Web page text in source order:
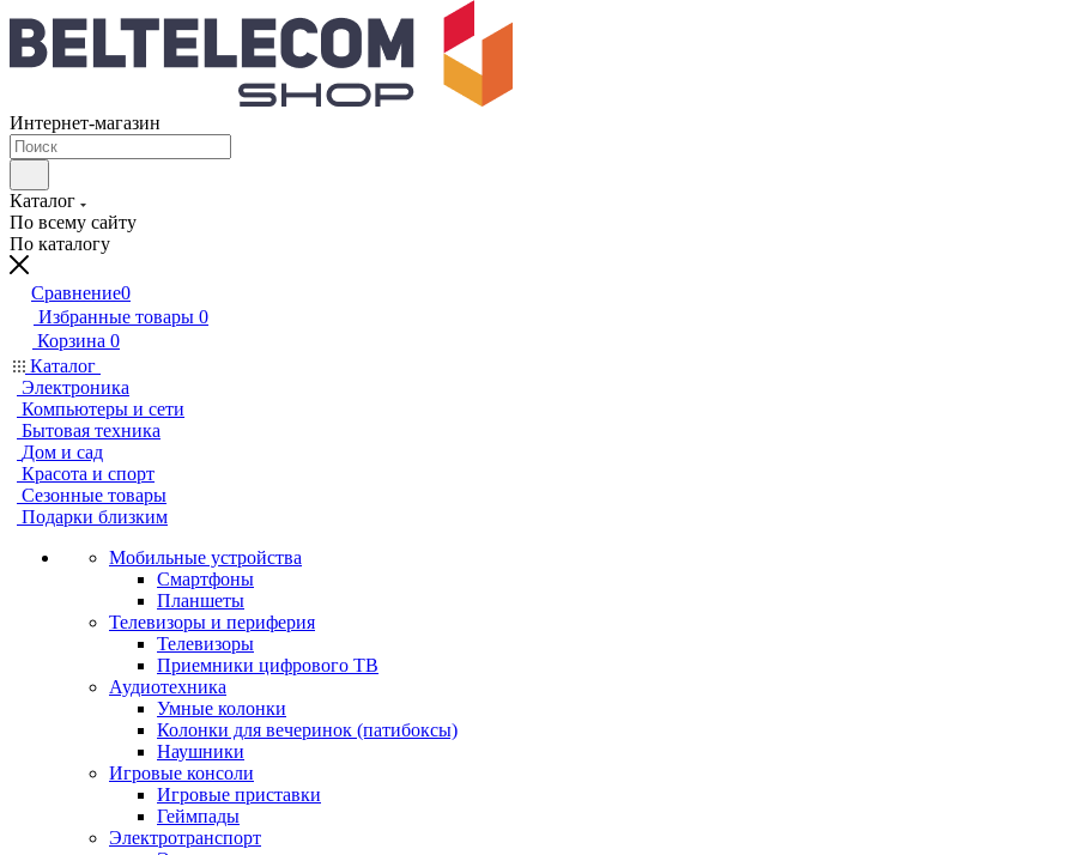
Интернет-магазин
Каталог
По всему сайту
По каталогу
Сравнение0
Избранные товары 0
Корзина 0
Каталог
Электроника
Компьютеры и сети
Бытовая техника
Дом и сад
Красота и спорт
Сезонные товары
Подарки близким
Мобильные устройства
Смартфоны
Планшеты
Телевизоры и периферия
Телевизоры
Приемники цифрового ТВ
Аудиотехника
Умные колонки
Колонки для вечеринок (патибоксы)
Наушники
Игровые консоли
Игровые приставки
Геймпады
Электротранспорт